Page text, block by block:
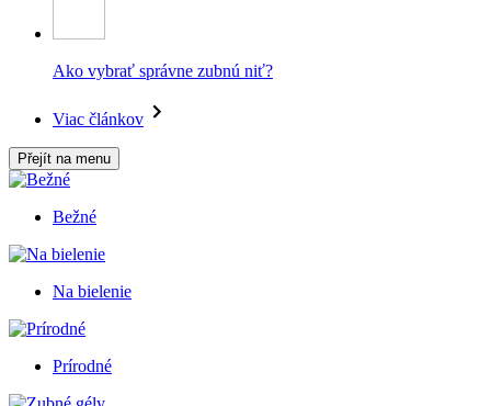
Ako vybrať správne zubnú niť?
Viac článkov
Přejít na menu
Bežné
Na bielenie
Prírodné